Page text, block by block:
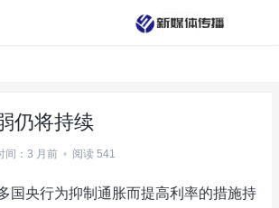
仍将持续
间：3 月前 • 阅读 541
国央行为抑制通胀而提高利率的措施持